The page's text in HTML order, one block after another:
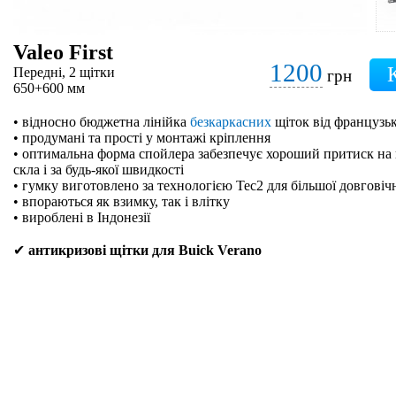
Valeo First
Передні, 2 щітки
650+600 мм
1200 грн
• відносно бюджетна лінійка безкаркасних щіток від
• продумані та прості у монтажі кріплення
• оптимальна форма спойлера забезпечує хороший притиск на
скла і за будь-якої швидкості
• гумку виготовлено за технологією Tec2 для більшої
• впораються як взимку, так і влітку
• вироблені в Індонезії
✔ антикризові щітки для Buick Verano